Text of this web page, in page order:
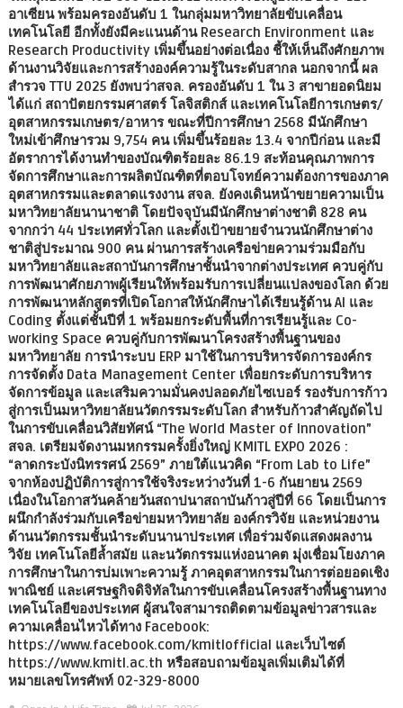
อาเซียน พร้อมครองอันดับ 1 ในกลุ่มมหาวิทยาลัยขับเคลื่อน
เทคโนโลยี อีกทั้งยังมีคะแนนด้าน Research Environment และ
Research Productivity เพิ่มขึ้นอย่างต่อเนื่อง ชี้ให้เห็นถึงศักยภาพ
ด้านงานวิจัยและการสร้างองค์ความรู้ในระดับสากล นอกจากนี้ ผล
สำรวจ TTU 2025 ยังพบว่าสจล. ครองอันดับ 1 ใน 3 สาขายอดนิยม
ได้แก่ สถาปัตยกรรมศาสตร์ โลจิสติกส์ และเทคโนโลยีการเกษตร/
อุตสาหกรรมเกษตร/อาหาร ขณะที่ปีการศึกษา 2568 มีนักศึกษา
ใหม่เข้าศึกษารวม 9,754 คน เพิ่มขึ้นร้อยละ 13.4 จากปีก่อน และมี
อัตราการได้งานทำของบัณฑิตร้อยละ 86.19 สะท้อนคุณภาพการ
จัดการศึกษาและการผลิตบัณฑิตที่ตอบโจทย์ความต้องการของภาค
อุตสาหกรรมและตลาดแรงงาน สจล. ยังคงเดินหน้าขยายความเป็น
มหาวิทยาลัยนานาชาติ โดยปัจจุบันมีนักศึกษาต่างชาติ 828 คน
จากกว่า 44 ประเทศทั่วโลก และตั้งเป้าขยายจำนวนนักศึกษาต่าง
ชาติสู่ประมาณ 900 คน ผ่านการสร้างเครือข่ายความร่วมมือกับ
มหาวิทยาลัยและสถาบันการศึกษาชั้นนำจากต่างประเทศ ควบคู่กับ
การพัฒนาศักยภาพผู้เรียนให้พร้อมรับการเปลี่ยนแปลงของโลก ด้วย
การพัฒนาหลักสูตรที่เปิดโอกาสให้นักศึกษาได้เรียนรู้ด้าน AI และ
Coding ตั้งแต่ชั้นปีที่ 1 พร้อมยกระดับพื้นที่การเรียนรู้และ Co-
working Space ควบคู่กับการพัฒนาโครงสร้างพื้นฐานของ
มหาวิทยาลัย การนำระบบ ERP มาใช้ในการบริหารจัดการองค์กร
การจัดตั้ง Data Management Center เพื่อยกระดับการบริหาร
จัดการข้อมูล และเสริมความมั่นคงปลอดภัยไซเบอร์ รองรับการก้าว
สู่การเป็นมหาวิทยาลัยนวัตกรรมระดับโลก สำหรับก้าวสำคัญถัดไป
ในการขับเคลื่อนวิสัยทัศน์ “The World Master of Innovation”
สจล. เตรียมจัดงานมหกรรมครั้งยิ่งใหญ่ KMITL EXPO 2026 :
“ลาดกระบังนิทรรศน์ 2569” ภายใต้แนวคิด “From Lab to Life”
จากห้องปฏิบัติการสู่การใช้จริงระหว่างวันที่ 1-6 กันยายน 2569
เนื่องในโอกาสวันคล้ายวันสถาปนาสถาบันก้าวสู่ปีที่ 66 โดยเป็นการ
ผนึกกำลังร่วมกับเครือข่ายมหาวิทยาลัย องค์กรวิจัย และหน่วยงาน
ด้านนวัตกรรมชั้นนำระดับนานาประเทศ เพื่อร่วมจัดแสดงผลงาน
วิจัย เทคโนโลยีล้ำสมัย และนวัตกรรมแห่งอนาคต มุ่งเชื่อมโยงภาค
การศึกษาในการบ่มเพาะความรู้ ภาคอุตสาหกรรมในการต่อยอดเชิง
พาณิชย์ และเศรษฐกิจดิจิทัลในการขับเคลื่อนโครงสร้างพื้นฐานทาง
เทคโนโลยีของประเทศ ผู้สนใจสามารถติดตามข้อมูลข่าวสารและ
ความเคลื่อนไหวได้ทาง Facebook:
https://www.facebook.com/kmitlofficial และเว็บไซต์
https://www.kmitl.ac.th หรือสอบถามข้อมูลเพิ่มเติมได้ที่
หมายเลขโทรศัพท์ 02-329-8000